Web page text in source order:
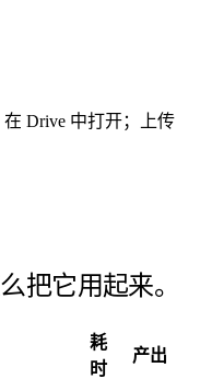
在 Drive 中打开；上传
把它用起来。
耗
时
产出